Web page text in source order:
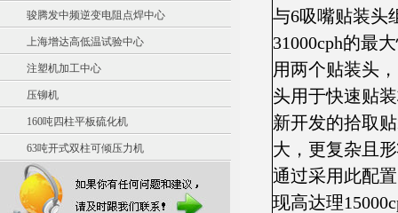
骏腾发中频逆变电阻点焊中心
上海增达高低温试验中心
注塑机加工中心
压铆机
160吨四柱平板硫化机
63吨开式双柱可倾压力机
与6吸嘴贴装头
31000cph的最
用两个贴装头
头用于快速贴
新开发的拾取
大，更复杂且
通过采用此配
现高达理